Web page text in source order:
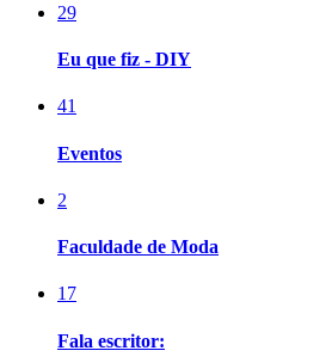
29
Eu que fiz - DIY
41
Eventos
2
Faculdade de Moda
17
Fala escritor: